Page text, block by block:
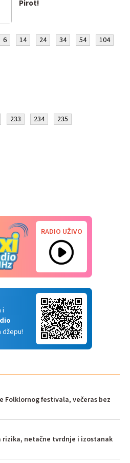
Pirot!
6 14 24 34 54 104
233 234 235
RADIO UŽIVO
i
džepu!
Folklornog festivala, večeras bez
rizika, netačne tvrdnje i izostanak